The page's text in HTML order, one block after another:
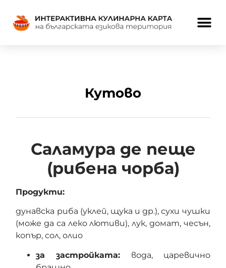
Кутово
Саламура де пеще
(рибена чорба)
Продукти:
дунавска риба (уклей, щука и др.), сухи чушки
(може да са леко лютиви), лук, домат, чесън,
копър, сол, олио
за застройката: вода, царевично